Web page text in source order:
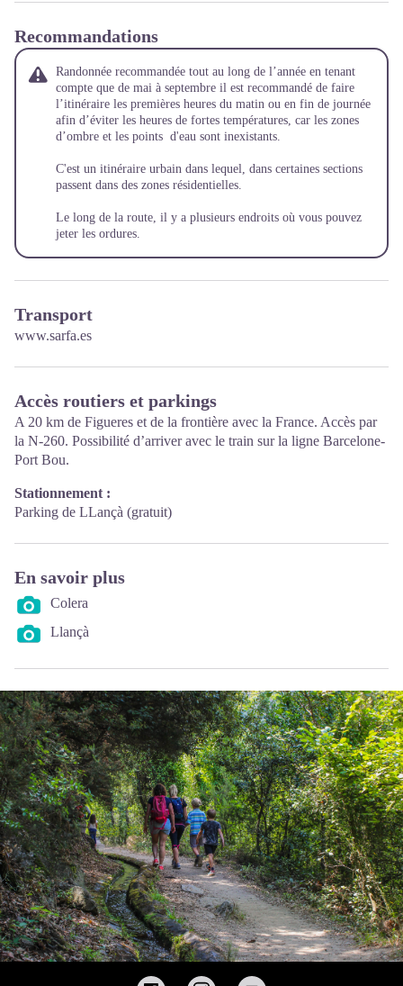
Recommandations
Randonnée recommandée tout au long de l’année en tenant
compte que de mai à septembre il est recommandé de faire
l’itinéraire les premières heures du matin ou en fin de journée
afin d’éviter les heures de fortes températures, car les zones
d’ombre et les points d'eau sont inexistants.
C'est un itinéraire urbain dans lequel, dans certaines sections
passent dans des zones résidentielles.
Le long de la route, il y a plusieurs endroits où vous pouvez
jeter les ordures.
Transport
www.sarfa.es
Accès routiers et parkings
A 20 km de Figueres et de la frontière avec la France. Accès par
la N-260. Possibilité d’arriver avec le train sur la ligne Barcelone-
Port Bou.
Stationnement :
Parking de LLançà (gratuit)
En savoir plus
Colera
Llançà